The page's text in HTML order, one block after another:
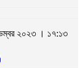
২০২৩ । ১৭:১৩